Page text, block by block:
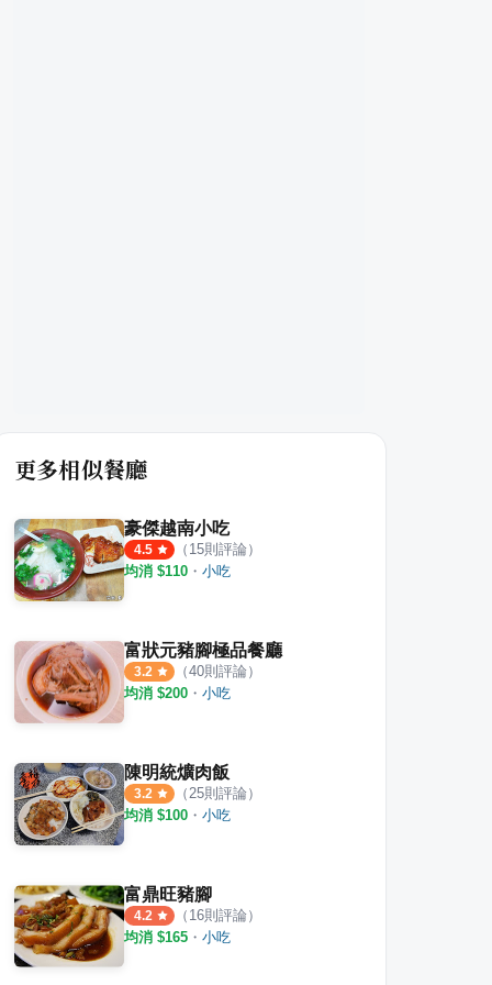
更多相似餐廳
豪傑越南小吃
4.5 （ 15則評論）
均消 $110 ・ 小吃
富狀元豬腳極品餐廳
3.2 （40則評論）
均消 $200 ・ 小吃
陳明統爌肉飯
3.2 （ 25則評論）
均消 $100 ・ 小吃
富鼎旺豬腳
4.2 （ 16則評論）
均消 $165 ・ 小吃